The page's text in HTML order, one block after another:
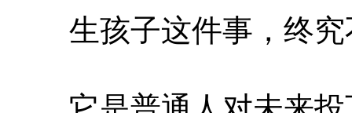
生孩子这件事，终